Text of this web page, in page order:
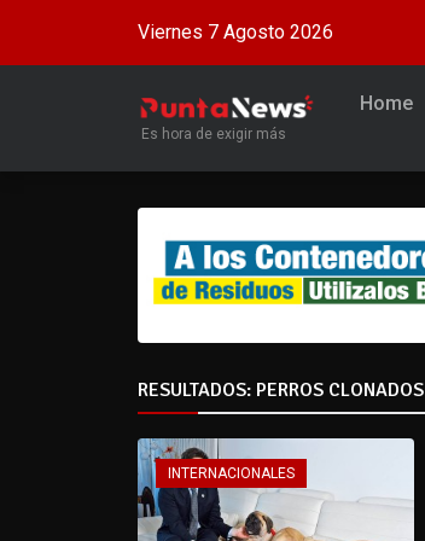
Viernes 7 Agosto 2026
Es hora de exigir más
Home
RESULTADOS: PERROS CLONADOS
INTERNACIONALES